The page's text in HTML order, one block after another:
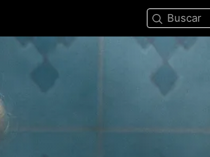
Buscar